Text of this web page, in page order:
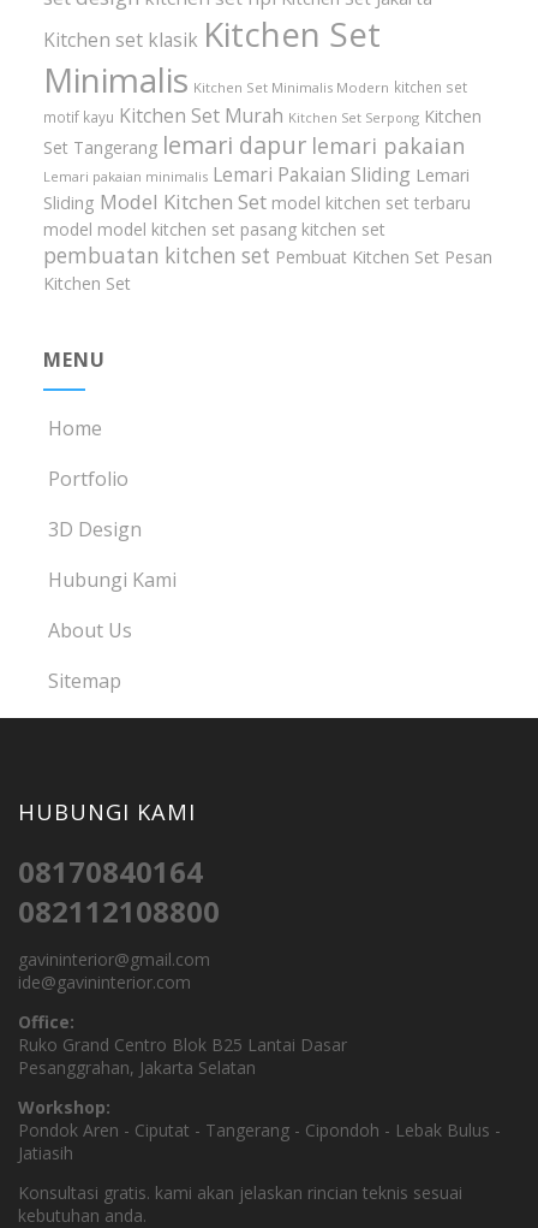
Kitchen set klasik Kitchen Set
Minimalis Kitchen Set Minimalis Modern kitchen set
motif kayu Kitchen Set Murah Kitchen Set Serpong Kitchen
Set Tangerang lemari dapur lemari pakaian
Lemari pakaian minimalis Lemari Pakaian Sliding Lemari
Sliding Model Kitchen Set model kitchen set terbaru
model model kitchen set pasang kitchen set
pembuatan kitchen set Pembuat Kitchen Set Pesan
Kitchen Set
MENU
Home
Portfolio
3D Design
Hubungi Kami
About Us
Sitemap
HUBUNGI KAMI
08170840164
082112108800
gavininterior@gmail.com
ide@gavininterior.com
Office:
Ruko Grand Centro Blok B25 Lantai Dasar
Pesanggrahan, Jakarta Selatan
Workshop:
Pondok Aren - Ciputat - Tangerang - Cipondoh - Lebak Bulus -
Jatiasih
Konsultasi gratis. kami akan jelaskan rincian teknis sesuai
kebutuhan anda.